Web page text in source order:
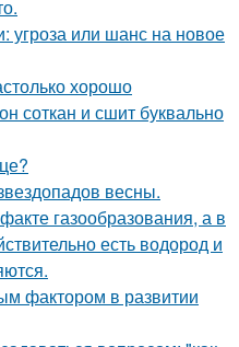
угроза или шанс на новое
хорошо
соткан и сшит буквально
весны.
газообразования, а в
есть водород и
фактором в развитии